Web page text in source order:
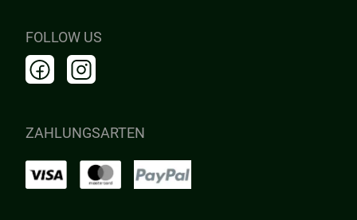
FOLLOW US
ZAHLUNGSARTEN